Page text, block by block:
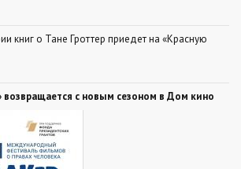
книг о Тане Гроттер приедет на «Красную
возвращается с новым сезоном в Дом кино